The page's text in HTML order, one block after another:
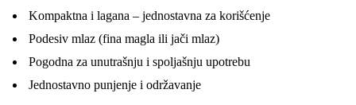
Kompaktna i lagana – jednostavna za korišćenje
Podesiv mlaz (fina magla ili jači mlaz)
Pogodna za unutrašnju i spoljašnju upotrebu
Jednostavno punjenje i održavanje